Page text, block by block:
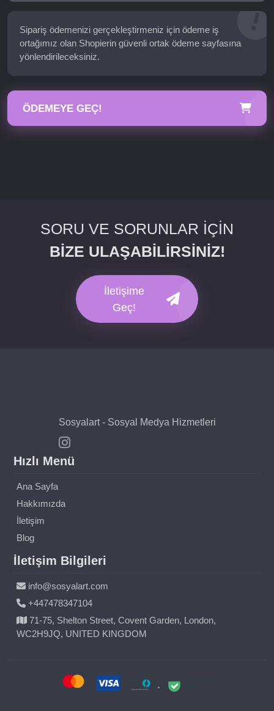
Sipariş ödemenizi gerçekleştirmeniz için ödeme iş
ortağımız olan Shopierin güvenli ortak ödeme sayfasına
yönlendirileceksiniz.
ÖDEMEYE GEÇ!
SORU VE SORUNLAR İÇİN
BİZE ULAŞABİLİRSİNİZ!
İletişime
Geç!
Sosyalart - Sosyal Medya Hizmetleri
Hızlı Menü
Ana Sayfa
Hakkımızda
İletişim
Blog
İletişim Bilgileri
info@sosyalart.com
+447478347104
71-75, Shelton Street, Covent Garden, London,
WC2H9JQ, UNITED KINGDOM